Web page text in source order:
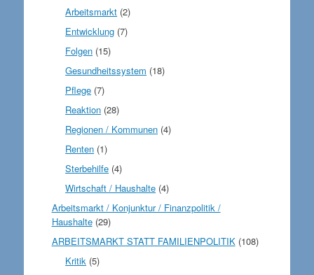
Arbeitsmarkt (2)
Entwicklung (7)
Folgen (15)
Gesundheitssystem (18)
Pflege (7)
Reaktion (28)
Regionen / Kommunen (4)
Renten (1)
Sterbehilfe (4)
Wirtschaft / Haushalte (4)
Arbeitsmarkt / Konjunktur / Finanzpolitik /
Haushalte(29)
ARBEITSMARKT STATT FAMILIENPOLITIK(108)
Kritik (5)